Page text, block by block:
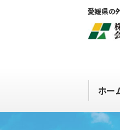
愛媛県の
ホー